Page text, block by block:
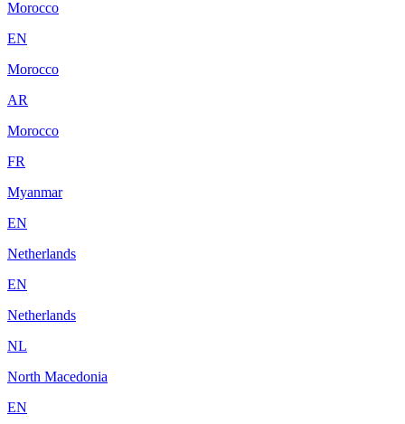
Morocco
EN
Morocco
AR
Morocco
FR
Myanmar
EN
Netherlands
EN
Netherlands
NL
North Macedonia
EN